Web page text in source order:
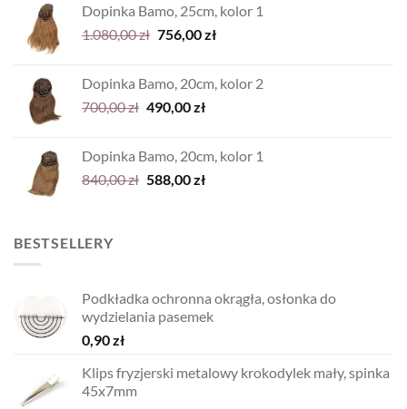
900,00 zł.630,00 zł.
Dopinka Bamo, 25cm, kolor 1
1.080,00zł Pierwotna
1.080,00 zł.
756,00złAktualna
756,00 zł.
Dopinka Bamo, 20cm, kolor 2
700,00zł Pierwotna
700,00 zł.
490,00złAktualna
490,00 zł.
Dopinka Bamo, 20cm, kolor 1
840,00zł Pierwotna
588,00złAktualna
BESTSELLERY
Podkładka ochronna okrągła, osłonka do
wydzielania pasemek
0,90zł
Klips fryzjerski metalowy krokodylek mały, spinka
45x7mm